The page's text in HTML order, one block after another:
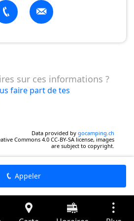
sur ces informations ?
faire part de tes
Data provided by gocamping.ch
Commons 4.0 CC-BY-SA license, images
are subject to copyright.
Appeler